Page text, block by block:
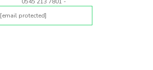
0545 213 7801 -
[email protected]